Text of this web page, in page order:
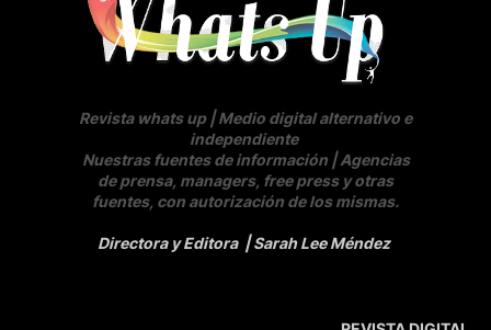
Revista whats up | Medio digital alternativo e
independiente
Nuestras fuentes de información | Agencias
de prensa, managers, free press y otras
fuentes, con autorización de los mismas.
Directora y Editora| Sarah Lee Méndez